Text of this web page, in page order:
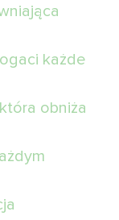
każde
obniża